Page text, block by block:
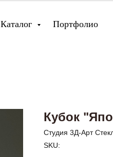
Каталог Портфолио
Кубок
Студия 3Д-Арт
SKU: